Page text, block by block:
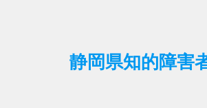
静岡県知的障害